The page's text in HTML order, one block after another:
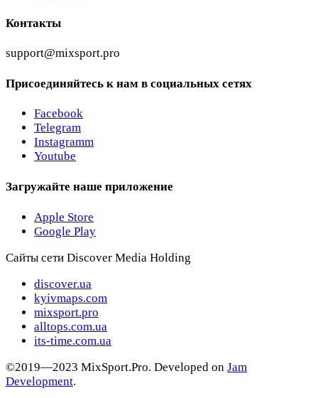
Контакты
support@mixsport.pro
Присоединяйтесь к нам в социальных сетях
Facebook
Telegram
Instagramm
Youtube
Загружайте наше приложение
Apple Store
Google Play
Сайты сети Discover Media Holding
discover.ua
kyivmaps.com
mixsport.pro
alltops.com.ua
its-time.com.ua
©2019—2023 MixSport.Pro. Developed on Jam
Development.